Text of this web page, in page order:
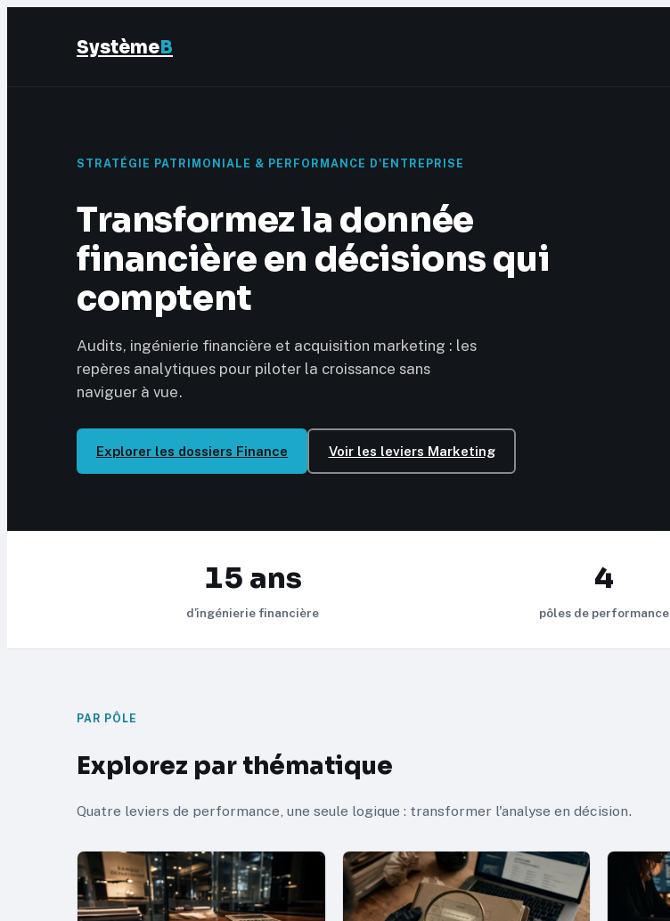
SystèmeB
STRATÉGIE PATRIMONIALE & PERFORMANCE D'ENTREPRISE
Transformez la donnée
financière en décisions qui
comptent
Audits, ingénierie financière et acquisition marketing : les
repères analytiques pour piloter la croissance sans
naviguer à vue.
Explorer les dossiers Finance Voir les leviers Marketing
15 ans
d'ingénierie financière
4
pôles de performance
PAR PÔLE
Explorez par thématique
Quatre leviers de performance, une seule logique : transformer l'analyse en décision.